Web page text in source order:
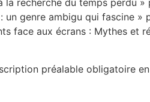
recherche du temps perdu »
genre ambigu qui fascine »
face aux écrans : Mythes
préalable obligatoire